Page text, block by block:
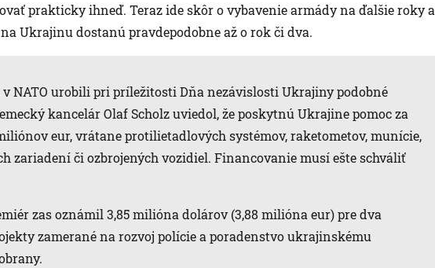
prakticky ihneď. Teraz ide skôr o vybavenie armády na ďalšie roky a
Ukrajinu dostanú pravdepodobne až o rok či dva.
v NATO urobili pri príležitosti Dňa nezávislosti Ukrajiny podobné
kancelár Olaf Scholz uviedol, že poskytnú Ukrajine pomoc za
eur, vrátane protilietadlových systémov, raketometov, munície,
zariadení či ozbrojených vozidiel. Financovanie musí ešte schváliť
zas oznámil 3,85 milióna dolárov (3,88 milióna eur) pre dva
zamerané na rozvoj polície a poradenstvo ukrajinskému